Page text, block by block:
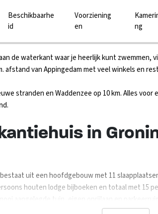
Beschikbaarhe
id
Voorziening
en
ng
de waterkant waar je heerlijk kunt zwemmen,
afstand van Appingedam met veel winkels en
stranden en Waddenzee op 10 km. Alles
in
uit een hoofdgebouw met 11
houten lodge bijboeken en totaal met 15
aangelegde tuin, eigen oprijlaan en
picknicktafel. Op het terras is een